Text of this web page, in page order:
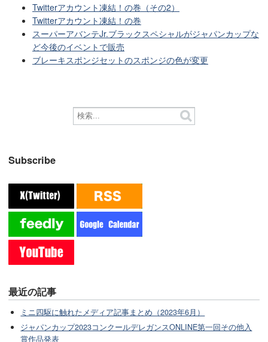
Twitterアカウント凍結！の巻（その2）
Twitterアカウント凍結！の巻
スーパーアバンテJr.ブラックスペシャルがジャパンカップな
ど今後のイベントで販売
ブレーキスポンジセットのスポンジの色が変更
Subscribe
最近の記事
ミニ四駆に触れたメディア記事まとめ（2023年6月）
ジャパンカップ2023コンクールデレガンスONLINE第一回その他入
賞作品発表